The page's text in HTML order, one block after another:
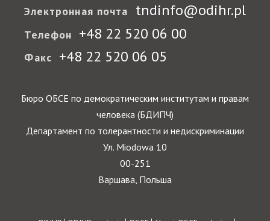
Электронная почта tndinfo@odihr.pl
Телефон +48 22 520 06 00
Факс +48 22 520 06 05
Бюро ОБСЕ по демократическим институтам и правам
человека (БДИПЧ)
Департамент по толерантности и недискриминации
Ул. Miodowa 10
00-251
Варшава, Польша